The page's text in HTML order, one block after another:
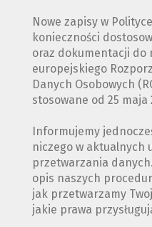
Nowe zapisy w
konieczności
oraz dokumentacji do
europejskiego
Danych Osobowych
stosowane od 25 maja
Informujemy
niczego w aktualnych
przetwarzania
opis naszych
jak przetwarzamy
jakie prawa